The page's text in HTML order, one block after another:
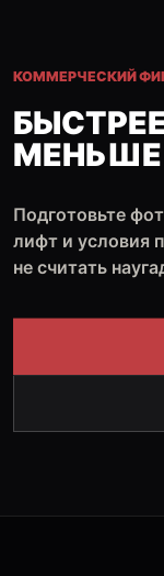
КОММЕРЧЕСКИЙ
МЕНЬШЕ
Подготовьте
лифт и условия
не считать